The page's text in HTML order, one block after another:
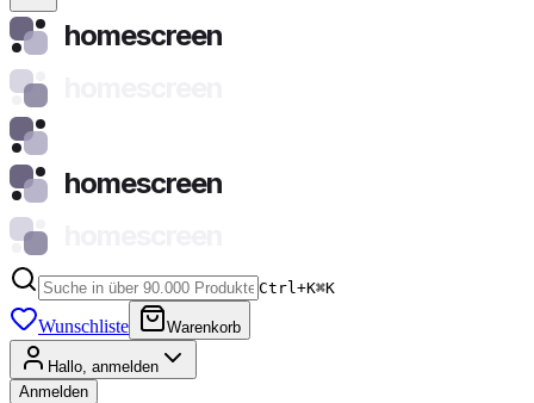
homescreen
homescreen
Ctrl+K⌘K
Wunschliste Warenkorb
Hallo, anmelden
Anmelden